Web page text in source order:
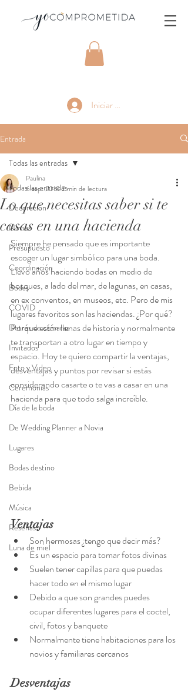
Iniciar sesión
Entrada
Todas las entradas
Decoración
Novias
Presupuesto
Coordinación
Bodas
COVID
Detrás de cámaras
Invitados
Foto y Video
Ceremonias
Día de la boda
De Wedding Planner a Novia
Lugares
Bodas destino
Bebida
Música
Reseñas
Luna de miel
Todas las entradas
Lo que necesitas saber si te
casas en una hacienda
Paulina
6 sept 20182 min de lectura
Siempre he pensado que es importante
escoger un lugar simbólico para una boda.
Llevo años haciendo bodas en medio de
bosques, a lado del mar, de lagunas, en casas,
en ex conventos, en museos, etc. Pero de mis
lugares favoritos son las haciendas. ¿Por qué?
Porque están llenas de historia y normalmente
te transportan a otro lugar en tiempo y
espacio. Hoy te quiero compartir la ventajas,
desventajas y puntos por revisar si estás
considerando casarte o te vas a casar en una
hacienda para que todo salga increíble.
Ventajas
Son hermosas ¿tengo que decir más?
Es un espacio para tomar fotos divinas
Suelen tener capillas para que puedas
hacer todo en el mismo lugar
Debido a que son grandes puedes
ocupar diferentes lugares para el coctel,
civil, fotos y banquete
Normalmente tiene habitaciones para los
novios y familiares cercanos
Desventajas